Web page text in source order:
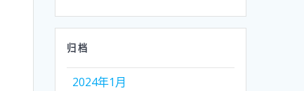
归档
2024年1月